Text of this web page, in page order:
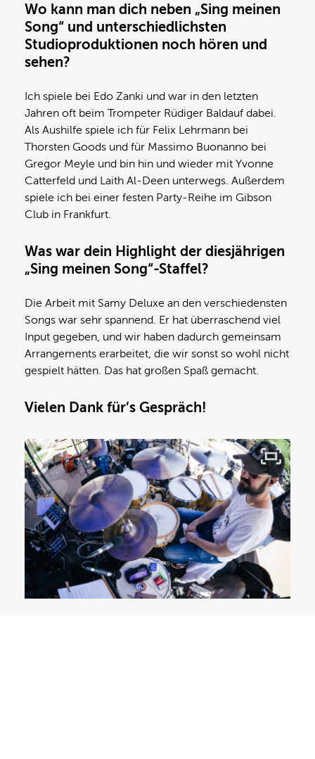
Wo kann man dich neben „Sing meinen
Song“ und unterschiedlichsten
Studioproduktionen noch hören und
sehen?
Ich spiele bei Edo Zanki und war in den letzten
Jahren oft beim Trompeter Rüdiger Baldauf dabei.
Als Aushilfe spiele ich für Felix Lehrmann bei
Thorsten Goods und für Massimo Buonanno bei
Gregor Meyle und bin hin und wieder mit Yvonne
Catterfeld und Laith Al-Deen unterwegs. Außerdem
spiele ich bei einer festen Party-Reihe im Gibson
Club in Frankfurt.
Was war dein Highlight der diesjährigen
„Sing meinen Song“-Staffel?
Die Arbeit mit Samy Deluxe an den verschiedensten
Songs war sehr spannend. Er hat überraschend viel
Input gegeben, und wir haben dadurch gemeinsam
Arrangements erarbeitet, die wir sonst so wohl nicht
gespielt hätten. Das hat großen Spaß gemacht.
Vielen Dank für’s Gespräch!